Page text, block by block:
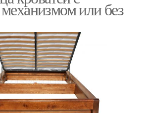
или без